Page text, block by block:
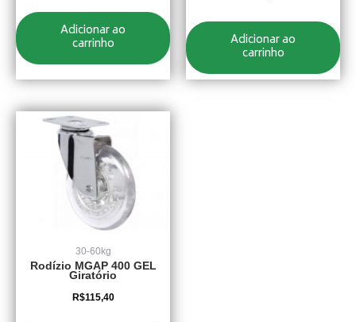
Adicionar ao
carrinho Adicionar ao
carrinho
30-60kg
Rodízio MGAP 400 GEL
Giratório
R$115,40